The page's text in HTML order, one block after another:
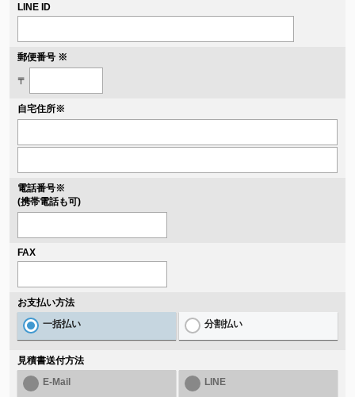
LINE ID
郵便番号 ※
〒
自宅住所※
電話番号※
(携帯電話も可)
FAX
お支払い方法
一括払い
分割払い
見積書送付方法
E-Mail
LINE